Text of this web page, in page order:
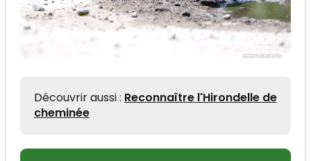
Découvrir aussi : Reconnaître l'Hirondelle de
cheminée